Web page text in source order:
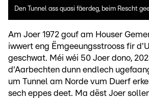
Den Tunnel ass quasi fäerdeg, beim Rescht
Am Joer 1972 gouf am Houser
iwwert eng Ëmgeeungsstrooss fir
geschwat. Méi wéi 50 Joer dono,
d'Aarbechten dunn endlech
um Tunnel am Norde vum Duerf
sech eppes deet. Ma dëst Joer